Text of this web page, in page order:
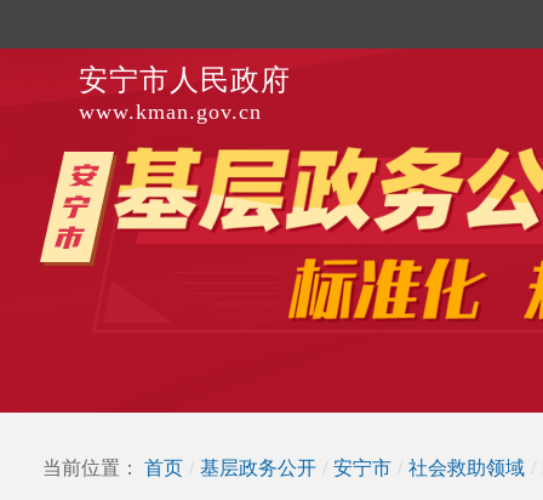
安宁市人民政府
www.kman.gov.cn
当前位置： 首页 / 基层政务公开 / 安宁市 / 社会救助领域 /